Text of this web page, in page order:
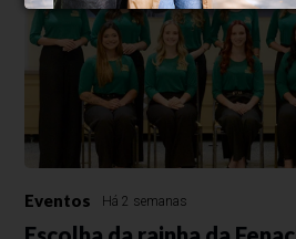
Eventos Há 2 semanas